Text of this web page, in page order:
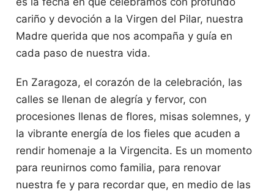
cariño y devoción a la Virgen del Pilar, nuestra
Madre querida que nos acompaña y guía en
cada paso de nuestra vida.
En Zaragoza, el corazón de la celebración, las
calles se llenan de alegría y fervor, con
procesiones llenas de flores, misas solemnes, y
la vibrante energía de los fieles que acuden a
rendir homenaje a la Virgencita. Es un momento
para reunirnos como familia, para renovar
nuestra fe y para recordar que, en medio de las